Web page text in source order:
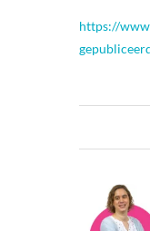
https://